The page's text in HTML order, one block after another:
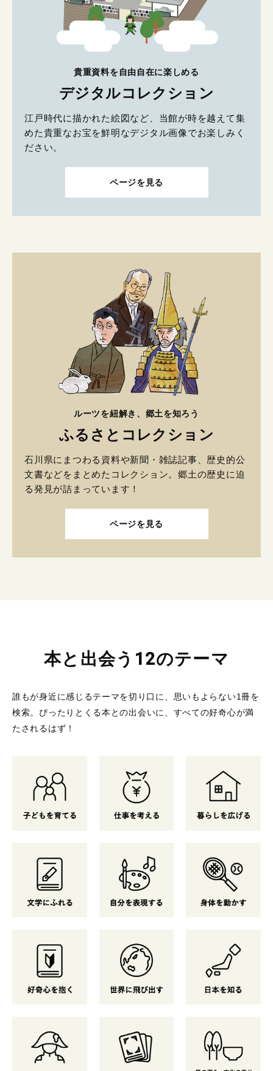
貴重資料を自由自在に楽しめる
デジタルコレクション
江戸時代に描かれた絵図など、当館が時を越えて集
めた貴重なお宝を鮮明なデジタル画像でお楽しみく
ださい。
ページを見る
ルーツを紐解き、郷土を知ろう
ふるさとコレクション
石川県にまつわる資料や新聞・雑誌記事、歴史的公
文書などをまとめたコレクション。郷土の歴史に迫
る発見が詰まっています！
ページを見る
本と出会う12のテーマ
誰もが身近に感じるテーマを切り口に、思いもよらない1冊を
検索。 ぴったりとくる本との出会いに、すべての好奇心が満
たされるはず！